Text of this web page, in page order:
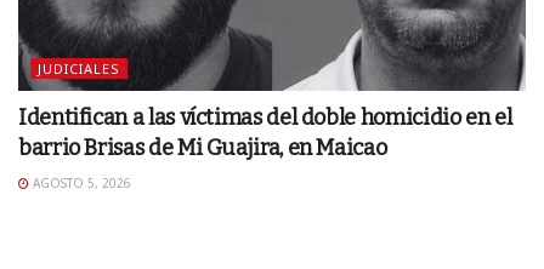
JUDICIALES
Identifican a las víctimas del doble homicidio en el
barrio Brisas de Mi Guajira, en Maicao
AGOSTO 5, 2026